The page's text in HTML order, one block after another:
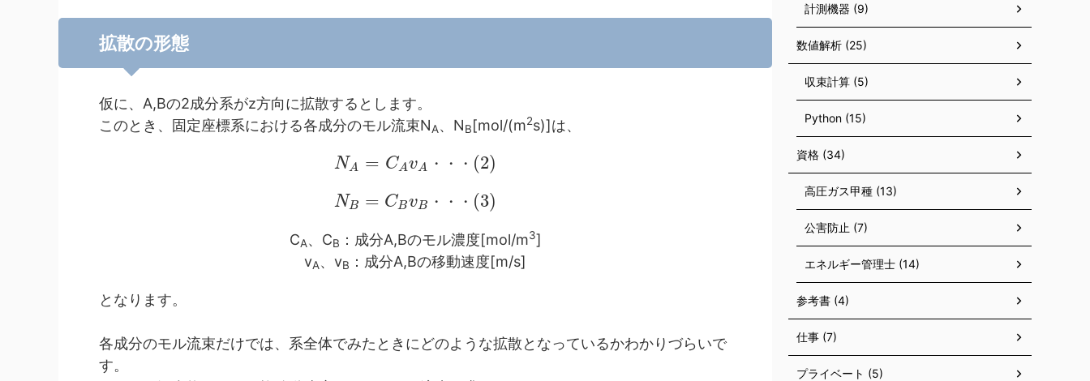
拡散の形態
仮に、A,Bの2成分系がz方向に拡散するとします。
このとき、固定座標系における各成分のモル流束NA、NB[mol/(m2s)]は、
NA = CAvA ・ ・ ・ (2)
NB = CBvB ・ ・ ・ (3)
CA、CB ：成分A,Bのモル濃度[mol/m3]
vA、vB ：成分A,Bの移動速度[m/s]
となります。
各成分のモル流束だけでは、系全体でみたときにどのような拡散となっているかわかりづらいで
す。
計測機器 (9)
数値解析 (25)
収束計算 (5)
Python (15)
資格 (34)
高圧ガス甲種 (13)
公害防止 (7)
エネルギー管理士 (14)
参考書 (4)
仕事 (7)
プライベート (5)